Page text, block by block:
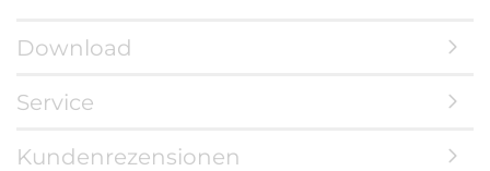
Download
Service
Kundenrezensionen